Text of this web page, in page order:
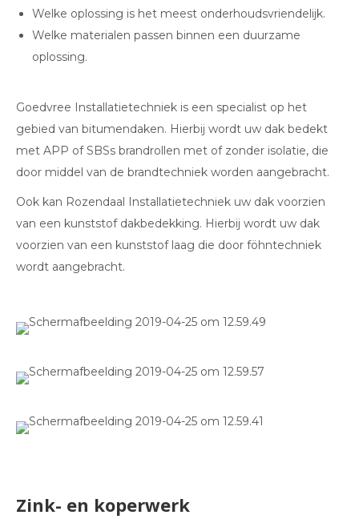
Welke oplossing is het meest onderhoudsvriendelijk.
Welke materialen passen binnen een duurzame
oplossing.
Goedvree Installatietechniek is een specialist op het
gebied van bitumendaken. Hierbij wordt uw dak bedekt
met APP of SBSs brandrollen met of zonder isolatie, die
door middel van de brandtechniek worden aangebracht.
Ook kan Rozendaal Installatietechniek uw dak voorzien
van een kunststof dakbedekking. Hierbij wordt uw dak
voorzien van een kunststof laag die door föhntechniek
wordt aangebracht.
Zink- en koperwerk